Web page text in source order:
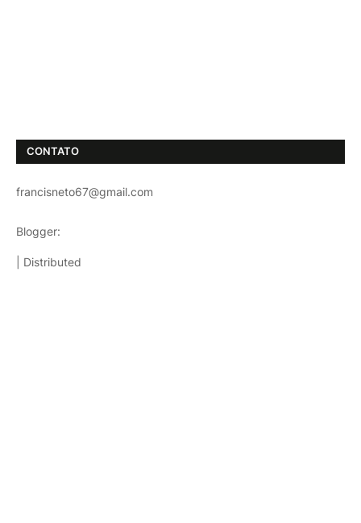
CONTATO
francisneto67@gmail.com
Blogger:
| Distributed